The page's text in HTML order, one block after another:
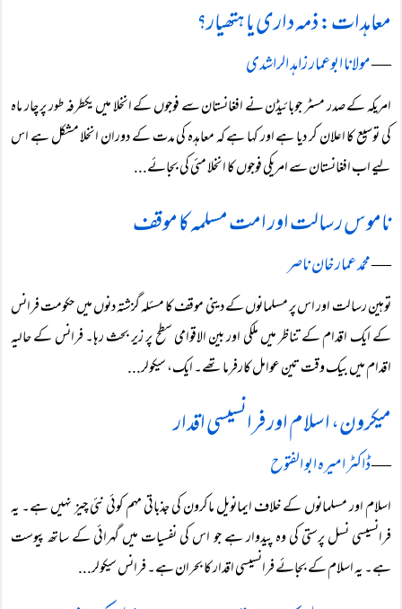
معاہدات: ذمہ داری یا ہتھیار؟
―مولانا ابوعمار زاہد الراشدی
امریکہ کے صدر مسٹر جوبائیڈن نے افغانستان سے فوجوں کے انخلا میں یکطرفہ طور پر چار ماہ
کی توسیع کا اعلان کر دیا ہے اور کہا ہے کہ معاہدہ کی مدت کے دوران انخلا مشکل ہے اس
لیے اب افغانستان سے امریکی فوجوں کا انخلا مئی کی بجائے...
ناموس رسالت اور امت مسلمہ کا موقف
―محمد عمار خان ناصر
توہین رسالت اور اس پر مسلمانوں کے دینی موقف کا مسئلہ گزشتہ دنوں میں حکومت فرانس
کے ایک اقدام کے تناظر میں ملکی اور بین الاقوامی سطح پر زیر بحث رہا۔ فرانس کے حالیہ
اقدام میں بیک وقت تین عوامل کارفرما تھے۔ ایک، سیکولر...
میکرون، اسلام اور فرانسیسی اقدار
―ڈاکٹر امیرہ ابو الفتوح
اسلام اور مسلمانوں کے خلاف ایمانویل ماکرون کی جذباتی مہم کوئی نئی چیز نہیں ہے۔ یہ
فرانسیسی نسل پرستی کی وہ پیدوار ہے جو اس کی نفسیات میں گہرائی کے ساتھ پیوست
ہے۔ یہ اسلام کے بجائے فرانسیسی اقدار کا بحران ہے۔ فرانس سیکولر...